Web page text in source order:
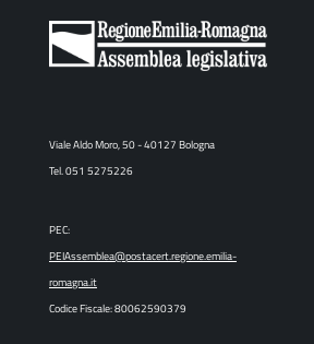
Viale Aldo Moro, 50 - 40127 Bologna
Tel. 051 5275226
PEC:
PEIAssemblea@postacert.regione.emilia-
romagna.it
Codice Fiscale: 80062590379